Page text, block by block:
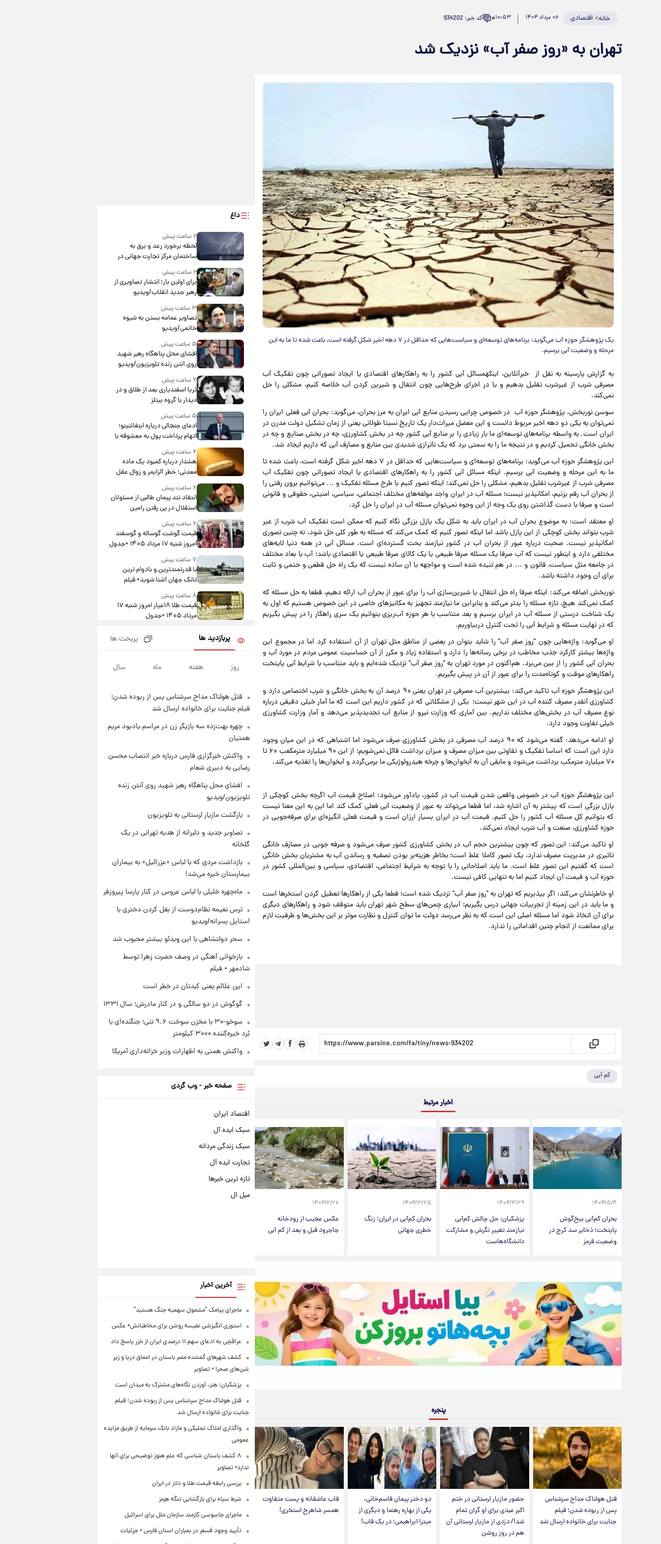
خانه>اقتصادی ۰۶ مرداد ۱۴۰۴ ۱۰:۵۳۰ کد خبر: 934202
تهران به «روز صفر آب» نزدیک شد
یک پژوهشگر حوزه آب می‌گوید: برنامه‌های توسعه‌ای و سیاست‌هایی که حداقل در ۷ دهه اخیر شکل گرفته است، باعث شده تا ما به این
مرحله و وضعیت آبی برسیم.
به گزارش پارسینه به نقل از خبرآنلاین، اینکهمسائل آبی کشور را به راهکارهای اقتصادی یا ایجاد تصوراتی چون تفکیک آب
مصرفی شرب از غیرشرب تقلیل بدهیم و یا در اجرای طرح‌هایی چون انتقال و شیرین کردن آب خلاصه کنیم، مشکلی را حل
نمی‌کند.
سوسن نوربخش، پژوهشگر حوزه آب در خصوص چرایی رسیدن منابع آبی ایران به مرز بحران، می‌گوید: بحران آبی فعلی ایران را
نمی‌توان به یکی دو دهه اخیر مربوط دانست و این معضل میراث‌دار یک تاریخ نسبتا طولانی یعنی از زمان تشکیل دولت مدرن در
ایران است. به واسطه برنامه‌های توسعه‌ای ما بار زیادی را بر منابع آبی کشور چه در بخش کشاورزی، چه در بخش صنایع و چه در
بخش خانگی تحمیل کردیم و در نتیجه ما را به سمتی برد که یک ناترازی شدیدی بین منابع و مصارف آبی که داریم ایجاد شد.
این پژوهشگر حوزه آب می‌گوید: برنامه‌های توسعه‌ای و سیاست‌هایی که حداقل در ۷ دهه اخیر شکل گرفته است، باعث شده تا
ما به این مرحله و وضعیت آبی برسیم. اینکه مسائل آبی کشور را به راهکارهای اقتصادی یا ایجاد تصوراتی چون تفکیک آب
مصرفی شرب از غیرشرب تقلیل بدهیم، مشکلی را حل نمی‌کند؛ اینکه تصور کنیم با طرح مسئله تفکیک و ... می‌توانیم برون رفتی را
از بحران آب رقم بزنیم، امکانپذیر نیست؛ مسئله آب در ایران واجد مولفه‌های مختلف اجتماعی، سیاسی، امنیتی، حقوقی و قانونی
است و صرفا با دست گذاشتن روی یک وجه از این وجوه نمی‌توان مسئله آب در ایران را حل کرد.
او معتقد است: به موضوع بحران آب در ایران باید به شکل یک پازل بزرگی نگاه کنیم که ممکن است تفکیک آب شرب از غیر
شرب بتواند بخش کوچکی از این پازل باشد اما اینکه تصور کنیم که کمک می‌کند که مسئله به طور کلی حل شود، نه چنین تصوری
امکانپذیر نیست. صحبت درباره عبور از بحران آب در کشور نیازمند بحث گسترده‌ای است. مسائل آبی در همه دنیا لایه‌های
مختلفی دارد و اینطور نیست که آب صرفا یک مسئله صرفا طبیعی یا یک کالای صرفا طبیعی یا اقتصادی باشد؛ آب با بعاد مختلف
در جامعه مثل سیاست، قانون و ... در هم تنیده شده است و مواجهه با آن ساده نیست که یک راه حل قطعی و حتمی و ثابت
برای آن وجود داشته باشد.
نوربخش اضافه می‌کند: اینکه صرفا راه حل انتقال یا شیرین‌سازی آب را برای عبور از بحران آب ارائه دهیم، قطعا به حل مسئله که
کمک نمی‌کند هیچ، تازه مسئله را بدتر می‌کند و بنابراین ما نیازمند تجهیز به مکانیزهای خاصی در این خصوص هستیم که اول به
یک شناخت درستی از مسئله آب در ایران برسیم و بعد متناسب با هر حوزه آب‌ریزی بتوانیم یک سری راهکار را در پیش بگیریم
که در نهایت مسئله و شرایط آبی را تحت کنترل دربیاوریم.
او می‌گوید: واژه‌هایی چون "روز صفر آب" را شاید بتوان در بعضی از مناطق مثل تهران از آن استفاده کرد اما در مجموع این
واژه‌ها بیشتر کارکرد جذب مخاطب در برخی رسانه‌ها را دارد و استفاده زیاد و مکرر از آن حساسیت عمومی مردم در مورد آب و
بحران آبی کشور را از بین می‌برد. هم‌اکنون در مورد تهران به "روز صفر آب" نزدیک شده‌ایم و باید متناسب با شرایط آبی پایتخت
راهکارهای موقت و کوتاه‌مدت را برای عبور از آن در پیش بگیریم.
این پژوهشگر حوزه آب تاکید می‌کند: بیشترین آب مصرفی در تهران یعنی ۹۰ درصد آن به بخش خانگی و شرب اختصاص دارد و
کشاورزی آنقدر مصرف کننده آب در این شهر نیست؛ یکی از مشکلاتی که در کشور داریم این است که ما آمار خیلی دقیقی درباره
نوع مصرف آب در بخش‌های مختلف نداریم. بین آماری که وزارت نیرو از منابع آب تجدیدپذیر می‌دهد و آمار وزارت کشاورزی
خیلی تفاوت وجود دارد.
او ادامه می‌دهد: گفته می‌شود که ۹۰ درصد آب مصرفی در بخش کشاورزی صرف می‌شود اما اشتباهی که در این میان وجود
دارد این است که اساسا تفکیک و تفاوتی بین میزان مصرف و میزان برداشت قائل نمی‌شویم؛ از این ۹۰ میلیارد مترمکعب ۶۰ تا
۷۰ میلیارد مترمکب برداشت می‌شود و مابقی آن به آبخوان‌ها و چرخه هیدرولوژیکی ما برمی‌گردد و آبخوان‌ها را تغذیه می‌کند.
این پژوهشگر حوزه آب در خصوص واقعی شدن قیمت آب در کشور، یادآور می‌شود: اصلاح قیمت آب اگرچه بخش کوچکی از
پازل بزرگی است که پیشتر به آن اشاره شد، اما قطعا می‌تواند به عبور از وضعیت آبی فعلی کمک کند اما این به این معنا نیست
که بتوانیم کل مسئله آب کشور را حل کنیم. قیمت آب در ایران بسیار ارزان است و قیمت فعلی انگیزه‌ای برای صرفه‌جویی در
حوزه کشاورزی، صنعت و آب شرب ایجاد نمی‌کند.
او تاکید می‌کند: این تصور که چون بیشترین حجم آب در بخش کشاورزی کشور صرف می‌شود و صرفه جویی در مصارف خانگی
تاثیری در مدیریت مصرف ندارد، یک تصور کاملا غلط است؛ بخاطر هزینه‌بر بودن تصفیه و رساندن آب به مشتریان بخش خانگی
است که گفتیم این تصور غلط است. ما باید اصلاحاتی را با توجه به شرایط اجتماعی، اقتصادی، سیاسی و بین‌المللی کشور در
حوزه آب و قیمت آن ایجاد کنیم اما به تنهایی کافی نیست.
او خاطرنشان می‌کند: اگر بپذیریم که تهران به "روز صفر آب" نزدیک شده است؛ قطعا یکی از راهکارها تعطیل کردن استخرها است
و ما باید در این زمینه از تجربیات جهانی درس بگیریم؛ آبیاری چمن‌های سطح شهر تهران باید متوقف شود و راهکارهای دیگری
برای آن اتخاذ شود اما مسئله اصلی این است که به نظر می‌رسد دولت ما توان کنترل و نظارت موثر بر این بخش‌ها و ظرفیت لازم
برای ممانعت از انجام چنین اقداماتی را ندارد.
کم آبی
اخبار مرتبط
۱۴۰۴/۵/۴
بحران کم‌آبی بیخ‌گوش
پایتخت؛ ذخایر سد کرج در
وضعیت قرمز
۱۴۰۴/۴/۲۹
پزشکیان: حل چالش کم‌آبی
نیازمند تغییر نگرش و مشارکت
دانشگاه‌هاست
۱۴۰۴/۳/۲۵
بحران کم‌آبی در ایران؛ زنگ
خطری جهانی
۱۴۰۴/۲/۲۶
عکس عجیب از رودخانه
جاجرود قبل و بعد از کم آبی
پنجره
قتل هولناک مداح سرشناس
پس از ربوده شدن؛ فیلم
جنایت برای خانواده ارسال شد
حضور مازیار لرستانی در ختم
اکبر عبدی برای او گران تمام
شد!/ دزدی از مازیار لرستانی آن
هم در روز روشن
دو دختر پیمان قاسم‌خانی،
یکی از بهاره رهنما و دیگری از
میترا ابراهیمی؛ در یک قاب!
قاب عاشقانه و پست متفاوت
همسر شاهرخ استخری!
داغ
۲ ساعت پیش
لحظه برخورد رعد و برق به
ساختمان مرکز تجارت جهانی در
آمریکا + فیلم
۲ ساعت پیش
برای اولین بار؛ انتشار تصاویری از
رهبر جدید انقلاب/ویدیو
۳ ساعت پیش
تصاویر عمامه بستن به شیوه
خاتمی/ویدیو
۵ ساعت پیش
افشای محل پناهگاه‌ رهبر شهید
روی آنتن زنده تلویزیون/ویدیو
۶ ساعت پیش
ثریا اسفندیاری بعد از طلاق و در
دیدار با گروه بیتلز
۵ ساعت پیش
ادعای جنجالی درباره اینفانتینو؛
اتهام پرداخت پول به معشوقه با
درآمد یوفا
۶ ساعت پیش
هشدار درباره کمبود یک ماده
معدنی؛ خطر آلزایمر و زوال عقل
افزایش می‌یابد؟
۶ ساعت پیش
انتقاد تند پیمان طالبی از مسئولان
استقلال در پی رفتن رامین
رضاییان+ عکس
۶ ساعت پیش
قیمت گوشت گوساله و گوسفند
امروز شنبه ۱۷ مرداد ۱۴۰۵ +جدول
۷ ساعت پیش
با قدرتمندترین و بادوام ترین
تانک جهان آشنا شوید+ فیلم
۸ ساعت پیش
قیمت طلا ۱۸عیار امروز شنبه ۱۷
مرداد ۱۴۰۵ +جدول
قیمت محصولات ایران‌خودرو و
سایپا امروز شنبه ۱۷ مرداد ۱۴۰۵
۲۲ ساعت پیش
۱۴۰۵
۲۲ ساعت پیش
بازیکن به درد نخور استقلال با
مقصد اروپا این تیم را ترک کرد!
حاجی‌زاده و باقری؛ فرماندهان
شهید هوافضای ایران
پربازدید ها پربحث ها
روز هفته ماه سال
قتل هولناک مداح سرشناس پس از ربوده شدن؛
فیلم جنایت برای خانواده ارسال شد
چهره بهت‌زده سه بازیگر زن در مراسم یادبود مریم
همتیان
واکنش خبرگزاری فارس درباره خبر انتصاب محسن
رضایی به دبیری شعام
افشای محل پناهگاه‌ رهبر شهید روی آنتن زنده
تلویزیون/ویدیو
بازگشت مازیار لرستانی به تلویزیون
تصاویر جدید و دلبرانه از هدیه تهرانی در یک
گلخانه
بازداشت مردی که با لباس «عزرائیل» به بیماران
بیمارستان خیره می‌شد!
ماه‌چهره خلیلی با لباس عروس در کنار پارسا پیروزفر
ترس نعیمه نظام‌دوست از بغل کردن دختری با
استایل پسرانه/ویدیو
سحر دولتشاهی با این ویدئو بیشتر محبوب شد
بازخوانی آهنگی در وصف حضرت زهرا توسط
شادمهر + فیلم
این علائم یعنی کبدتان در خطر است
گوگوش در دو سالگی و در کنار مادرش؛ سال ۱۳۳۱
سوخو-۳۰ با مخزن سوخت ۹.۶ تنی؛ جنگنده‌ای با
بُرد خیره‌کننده ۳۰۰۰ کیلومتر
واکنش همتی به اظهارات وزیر خزانه‌داری آمریکا
صفحه خبر - وب گردی
اقتصاد ایران
سبک ایده آل
سبک زندگی مردانه
تجارت ایده آل
تازه ترین خبرها
مبل ال
آخرین اخبار
ماجرای پیامک "مشمول سهمیه جنگ هستید"
استوری انگیزشی نفیسه روشن برای مخاطبانش+ عکس
عراقچی به ادعای سهم ۱۱ درصدی ایران از خزر پاسخ داد
کشف شهرهای گمشده مصر باستان در اعماق دریا و زیر
شن‌های صحرا + تصاویر
پزشکیان: هنر، آوردن نگاه‌های مشترک به میدان است
قتل هولناک مداح سرشناس پس از ربوده شدن؛ فیلم
جنایت برای خانواده ارسال شد
واگذاری املاک تملیکی و مازاد بانک سرمایه از طریق مزایده
عمومی
۸ کشف باستان شناسی که علم هنوز توضیحی برای آنها
ندارد+ تصاویر
بررسی رابطه قیمت طلا و دلار در ایران
شرط سپاه برای بازگشایی تنگه هرمز
ماجرای جاسوسی کارمند سازمان ملل برای اسرائیل
تأیید وجود فسفر در بمباران استان فارس + جزئیات